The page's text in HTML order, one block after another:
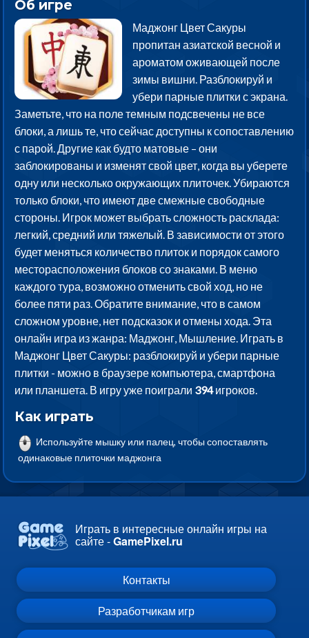
Об игре
Маджонг Цвет Сакуры
пропитан азиатской весной и
ароматом оживающей после
зимы вишни. Разблокируй и
убери парные плитки с экрана.
Заметьте, что на поле темным подсвечены не все
блоки, а лишь те, что сейчас доступны к сопоставлению
с парой. Другие как будто матовые – они
заблокированы и изменят свой цвет, когда вы уберете
одну или несколько окружающих плиточек. Убираются
только блоки, что имеют две смежные свободные
стороны. Игрок может выбрать сложность расклада:
легкий, средний или тяжелый. В зависимости от этого
будет меняться количество плиток и порядок самого
месторасположения блоков со знаками. В меню
каждого тура, возможно отменить свой ход, но не
более пяти раз. Обратите внимание, что в самом
сложном уровне, нет подсказок и отмены хода. Эта
онлайн игра из жанра: Маджонг, Мышление. Играть в
Маджонг Цвет Сакуры: разблокируй и убери парные
плитки - можно в браузере компьютера, смартфона
или планшета. В игру уже поиграли 394игроков.
Как играть
Используйте мышку или палец, чтобы сопоставлять
одинаковые плиточки маджонга
Играть в интересные онлайн игры на
сайте -GamePixel.ru
Контакты
Разработчикам игр